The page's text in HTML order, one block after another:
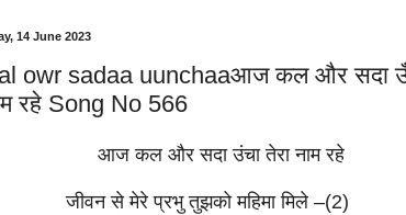
14 June 2023
owr sadaa uunchaaआज कल और सदा
रहे Song No 566
आज कल और सदा उंचा तेरा नाम रहे
जीवन से मेरे प्रभु तुझको महिमा मिले –(2)